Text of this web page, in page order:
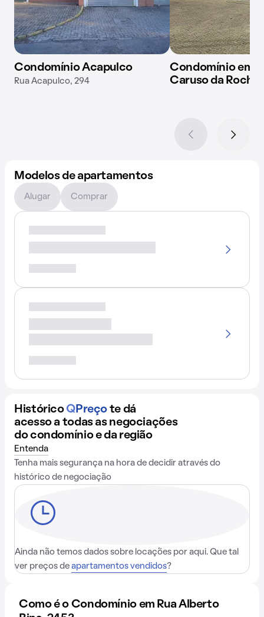
Condomínio Acapulco
Rua Acapulco, 294
Condomínio em
Caruso da Rocha,
Modelos de apartamentos
Alugar Comprar
Histórico QPreço te dá
acesso a todas as negociações
do condomínio e da região
Entenda
Tenha mais segurança na hora de decidir através do
histórico de negociação
Ainda não temos dados sobre locações por aqui. Que tal
ver preços de apartamentos vendidos?
Como é o Condomínio em Rua Alberto